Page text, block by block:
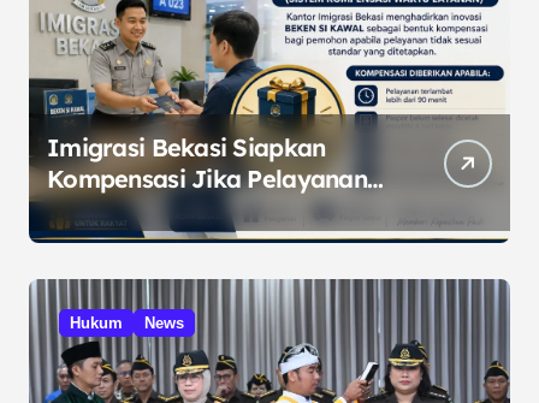
Imigrasi Bekasi Siapkan
Kompensasi Jika Pelayanan
Melampaui Standar
Hukum News